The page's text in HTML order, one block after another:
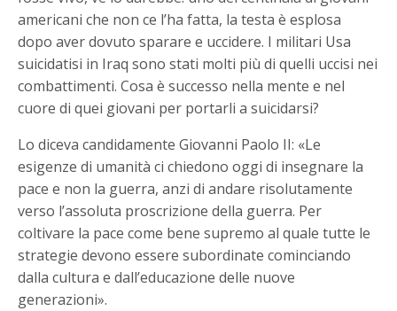
americani che non ce l’ha fatta, la testa è esplosa
dopo aver dovuto sparare e uccidere. I militari Usa
suicidatisi in Iraq sono stati molti più di quelli uccisi nei
combattimenti. Cosa è successo nella mente e nel
cuore di quei giovani per portarli a suicidarsi?
Lo diceva candidamente Giovanni Paolo II: «Le
esigenze di umanità ci chiedono oggi di insegnare la
pace e non la guerra, anzi di andare risolutamente
verso l’assoluta proscrizione della guerra. Per
coltivare la pace come bene supremo al quale tutte le
strategie devono essere subordinate cominciando
dalla cultura e dall’educazione delle nuove
generazioni».